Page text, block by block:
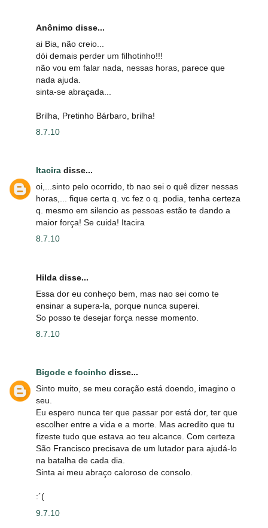
Anônimo disse...
ai Bia, não creio...
dói demais perder um filhotinho!!!
não vou em falar nada, nessas horas, parece que
nada ajuda.
sinta-se abraçada...
Brilha, Pretinho Bárbaro, brilha!
8.7.10
Itacira disse...
oi,...sinto pelo ocorrido, tb nao sei o quê dizer nessas
horas,... fique certa q. vc fez o q. podia, tenha certeza
q. mesmo em silencio as pessoas estão te dando a
maior força! Se cuida! Itacira
8.7.10
Hilda disse...
Essa dor eu conheço bem, mas nao sei como te
ensinar a supera-la, porque nunca superei.
So posso te desejar força nesse momento.
8.7.10
Bigode e focinho disse...
Sinto muito, se meu coração está doendo, imagino o
seu.
Eu espero nunca ter que passar por está dor, ter que
escolher entre a vida e a morte. Mas acredito que tu
fizeste tudo que estava ao teu alcance. Com certeza
São Francisco precisava de um lutador para ajudá-lo
na batalha de cada dia.
Sinta ai meu abraço caloroso de consolo.
:´(
9.7.10